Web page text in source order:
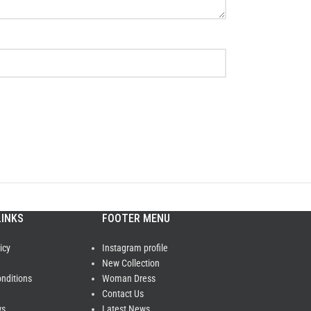
FOOTER MENU
Instagram profile
New Collection
Woman Dress
Contact Us
Latest News